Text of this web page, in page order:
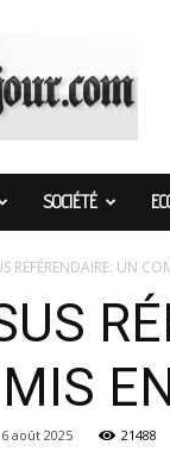
SOCIÉTÉ
RÉFÉRENDAIRE: UN
6 août 2025 21488